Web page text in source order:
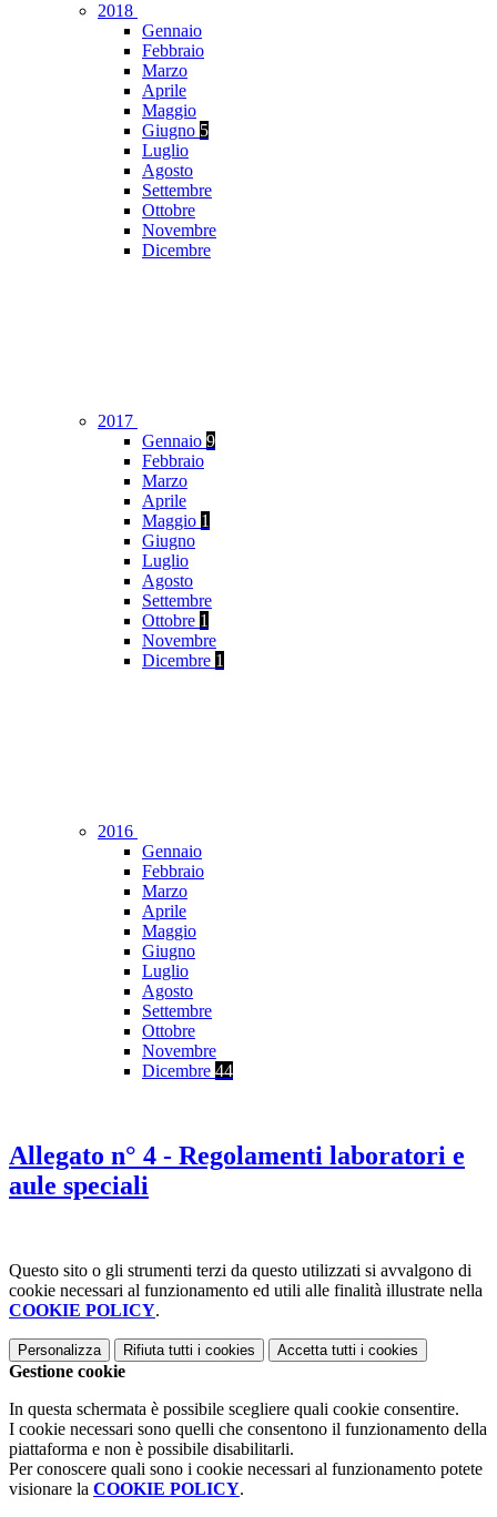
2018
Gennaio
Febbraio
Marzo
Aprile
Maggio
Giugno 5
Luglio
Agosto
Settembre
Ottobre
Novembre
Dicembre
2017
Gennaio 9
Febbraio
Marzo
Aprile
Maggio 1
Giugno
Luglio
Agosto
Settembre
Ottobre 1
Novembre
Dicembre 1
2016
Gennaio
Febbraio
Marzo
Aprile
Maggio
Giugno
Luglio
Agosto
Settembre
Ottobre
Novembre
Dicembre 44
Allegato n° 4 - Regolamenti laboratori e
aule speciali
Questo sito o gli strumenti terzi da questo utilizzati si avvalgono di
cookie necessari al funzionamento ed utili alle finalità illustrate nella
COOKIE POLICY.
Personalizza Rifiuta tutti i cookies Accetta tutti i cookies
Gestione cookie
In questa schermata è possibile scegliere quali cookie consentire.
I cookie necessari sono quelli che consentono il funzionamento della
piattaforma e non è possibile disabilitarli.
Per conoscere quali sono i cookie necessari al funzionamento potete
visionare la COOKIE POLICY.